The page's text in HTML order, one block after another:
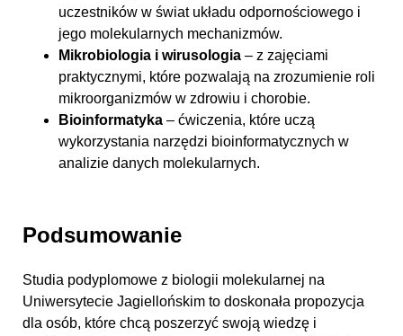
uczestników w świat układu odpornościowego i
jego molekularnych mechanizmów.
Mikrobiologia i wirusologia – z zajęciami
praktycznymi, które pozwalają na zrozumienie roli
mikroorganizmów w zdrowiu i chorobie.
Bioinformatyka – ćwiczenia, które uczą
wykorzystania narzędzi bioinformatycznych w
analizie danych molekularnych.
Podsumowanie
Studia podyplomowe z biologii molekularnej na
Uniwersytecie Jagiellońskim to doskonała propozycja
dla osób, które chcą poszerzyć swoją wiedzę i